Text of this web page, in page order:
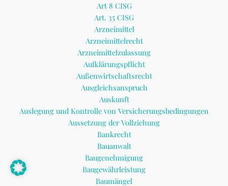
Art 8 CISG
Art. 35 CISG
Arzneimittel
Arzneimittelrecht
Arzneimittelzulassung
Aufklärungspflicht
Außenwirtschaftsrecht
Ausgleichsanspruch
Auskunft
Auslegung und Kontrolle von Versicherungsbedingungen
Aussetzung der Vollziehung
Bankrecht
Bauanwalt
Baugenehmigung
Baugewährleistung
Baumängel